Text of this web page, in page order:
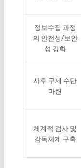
정보수집 과정
의 안전성/보안
성 강화
사후 구제 수단
마련
체계적 검사 및
감독체계 구축